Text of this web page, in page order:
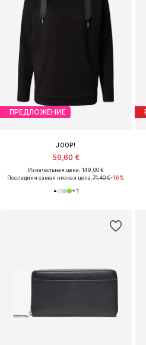
ПРЕДЛОЖЕНИЕ
JOOP!
59,60 €
Изначальная цена: 149,00 €
Последняя самая низкая цена:71,40 €-16%
+1